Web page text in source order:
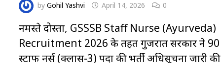
byGohil Yashvi April 14, 2026 0
नमस्ते दोस्तों, GSSSB Staff Nurse (Ayurveda)
Recruitment 2026 के तहत गुजरात सरकार ने 90
स्टाफ नर्स (क्लास-3) पदों की भर्ती अधिसूचना जारी की